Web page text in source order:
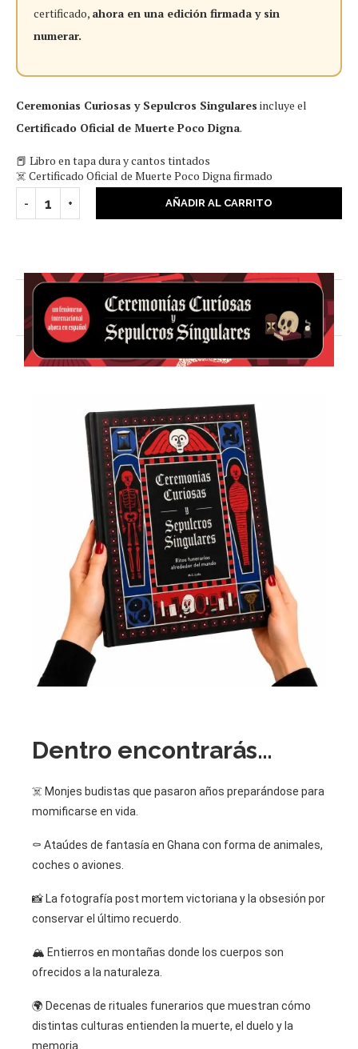
certificado, ahora en una edición firmada y sin
numerar.
Ceremonias Curiosas y Sepulcros Singulares incluye el
Certificado Oficial de Muerte Poco Digna.
📕 Libro en tapa dura y cantos tintados
☠️ Certificado Oficial de Muerte Poco Digna firmado
AÑADIR AL CARRITO
Dentro encontrarás…
☠️ Monjes budistas que pasaron años preparándose para
momificarse en vida.
⚰️ Ataúdes de fantasía en Ghana con forma de animales,
coches o aviones.
📸 La fotografía post mortem victoriana y la obsesión por
conservar el último recuerdo.
🏔️ Entierros en montañas donde los cuerpos son
ofrecidos a la naturaleza.
🌍 Decenas de rituales funerarios que muestran cómo
distintas culturas entienden la muerte, el duelo y la
memoria.